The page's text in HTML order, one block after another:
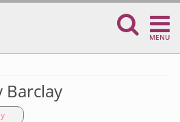
MENU
Barclay